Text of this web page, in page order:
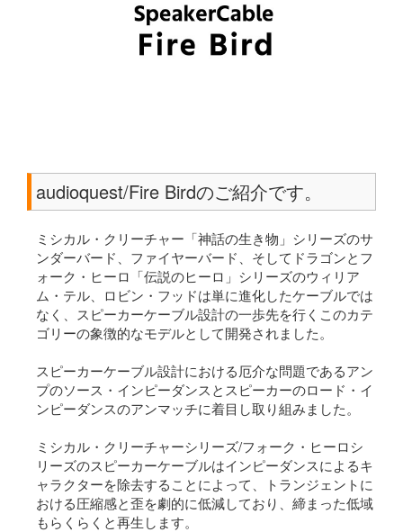
audioquest/Fire Birdのご紹介です。
ミシカル・クリーチャー「神話の生き物」シリーズのサ
ンダーバード、ファイヤーバード、そしてドラゴンとフ
ォーク・ヒーロ「伝説のヒーロ」シリーズのウィリア
ム・テル、ロビン・フッドは単に進化したケーブルでは
なく、スピーカーケーブル設計の一歩先を行くこのカテ
ゴリーの象徴的なモデルとして開発されました。
スピーカーケーブル設計における厄介な問題であるアン
プのソース・インピーダンスとスピーカーのロード・イ
ンピーダンスのアンマッチに着目し取り組みました。
ミシカル・クリーチャーシリーズ/フォーク・ヒーロシ
リーズのスピーカーケーブルはインピーダンスによるキ
ャラクターを除去することによって、トランジェントに
おける圧縮感と歪を劇的に低減しており、締まった低域
もらくらくと再生します。